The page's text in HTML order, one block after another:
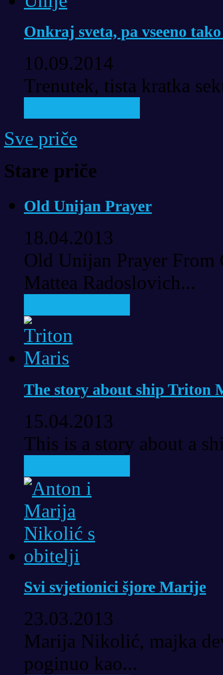
Onkraj sveta, pa vseeno
10.09.2014
Trenutek, tista kratka
Sve priče
Stare priče
Old Unijan Prayer
18.04.2013
Old Unijan Prayer From
Mattea Radoslovich...
The story about ship Triton
15.04.2013
This is a story about a
Svi svjetionici šjore Marije
23.03.2013
Marija Nikolić, majka
poginuo kao...